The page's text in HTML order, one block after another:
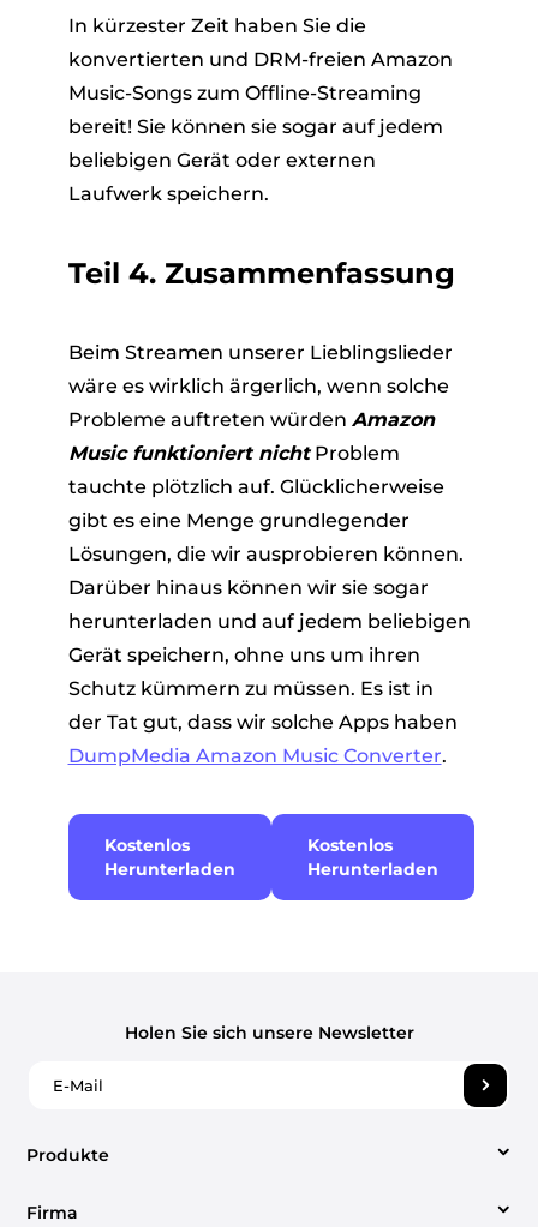
In kürzester Zeit haben Sie die
konvertierten und DRM-freien Amazon
Music-Songs zum Offline-Streaming
bereit! Sie können sie sogar auf jedem
beliebigen Gerät oder externen
Laufwerk speichern.
Teil 4. Zusammenfassung
Beim Streamen unserer Lieblingslieder
wäre es wirklich ärgerlich, wenn solche
Probleme auftreten würden Amazon
Music funktioniert nichtProblem
tauchte plötzlich auf. Glücklicherweise
gibt es eine Menge grundlegender
Lösungen, die wir ausprobieren können.
Darüber hinaus können wir sie sogar
herunterladen und auf jedem beliebigen
Gerät speichern, ohne uns um ihren
Schutz kümmern zu müssen. Es ist in
der Tat gut, dass wir solche Apps haben
DumpMedia Amazon Music Converter.
Kostenlos
Herunterladen
Kostenlos
Herunterladen
Produkte
Firma
Holen Sie sich unsere Newsletter